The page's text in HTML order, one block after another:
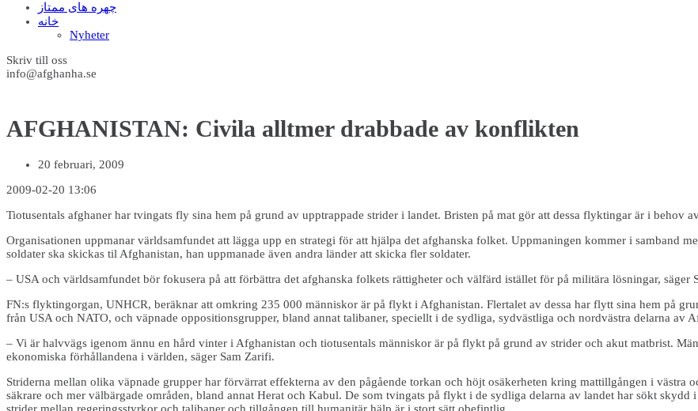
چهره های ممتاز
خانه
Nyheter
Skriv till oss
info@afghanha.se
AFGHANISTAN: Civila alltmer drabbade av konflikten
20 februari, 2009
2009-02-20 13:06
Tiotusentals afghaner har tvingats fly sina hem på grund av upptrappade strider i landet. Bristen på mat gör att dessa flyktingar är i behov
Organisationen uppmanar världsamfundet att lägga upp en strategi för att hjälpa det afghanska folket. Uppmaningen kommer i samband
soldater ska skickas til Afghanistan, han uppmanade även andra länder att skicka fler soldater.
– USA och världsamfundet bör fokusera på att förbättra det afghanska folkets rättigheter och välfärd istället för på militära lösningar,
FN:s flyktingorgan, UNHCR, beräknar att omkring 235 000 människor är på flykt i Afghanistan. Flertalet av dessa har flytt sina hem på
från USA och NATO, och väpnade oppositionsgrupper, bland annat talibaner, speciellt i de sydliga, sydvästliga och nordvästra delarna av
– Vi är halvvägs igenom ännu en hård vinter i Afghanistan och tiotusentals människor är på flykt på grund av strider och akut matbrist.
ekonomiska förhållandena i världen, säger Sam Zarifi.
Striderna mellan olika väpnade grupper har förvärrat effekterna av den pågående torkan och höjt osäkerheten kring mattillgången i västra
säkrare och mer välbärgade områden, bland annat Herat och Kabul. De som tvingats på flykt i de sydliga delarna av landet har sökt